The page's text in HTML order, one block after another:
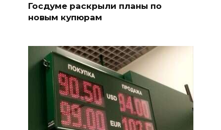
Госдуме раскрыли планы по
новым купюрам